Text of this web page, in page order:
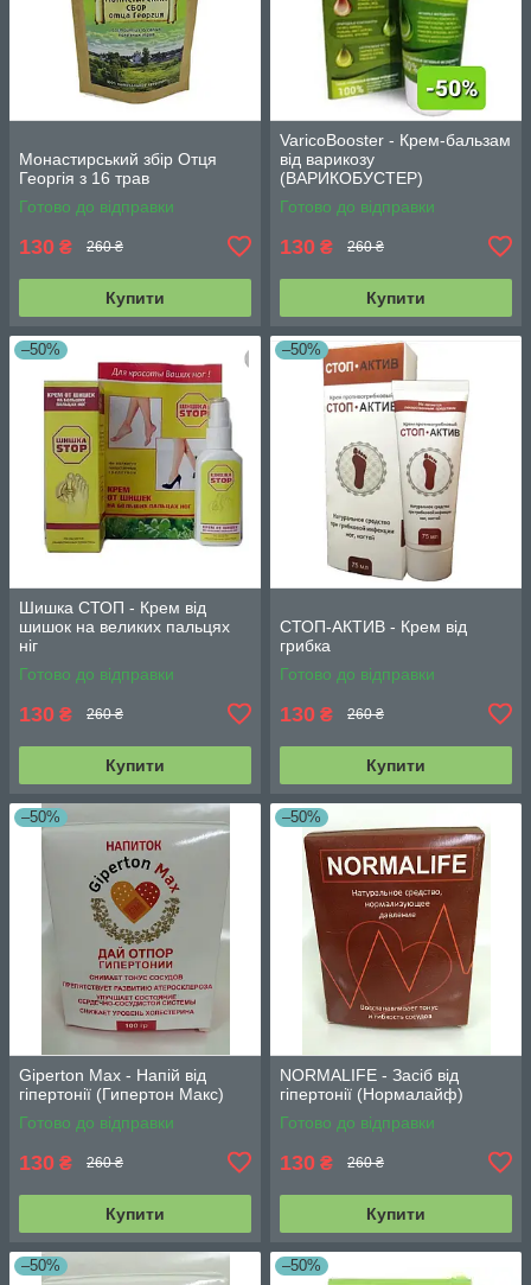
Монастирський збір Отця
Георгія з 16 трав
Готово до відправки
130 ₴ 260 ₴
Купити
VaricoBooster - Крем-бальзам
від варикозу
(ВАРИКОБУСТЕР)
Готово до відправки
130 ₴ 260 ₴
Купити
–50%
Шишка СТОП - Крем від
шишок на великих пальцях
ніг
Готово до відправки
130 ₴ 260 ₴
Купити
–50%
СТОП-АКТИВ - Крем від
грибка
Готово до відправки
130 ₴ 260 ₴
Купити
–50%
Giperton Max - Напій від
гіпертонії (Гипертон Макс)
Готово до відправки
130 ₴ 260 ₴
Купити
–50%
NORMALIFE - Засіб від
гіпертонії (Нормалайф)
Готово до відправки
130 ₴ 260 ₴
Купити
–50% –50%